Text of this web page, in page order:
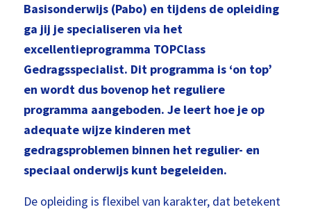
Basisonderwijs (Pabo) en tijdens de opleiding
ga jij je specialiseren via het
excellentieprogramma TOPClass
Gedragsspecialist. Dit programma is ‘on top’
en wordt dus bovenop het reguliere
programma aangeboden. Je leert hoe je op
adequate wijze kinderen met
gedragsproblemen binnen het regulier- en
speciaal onderwijs kunt begeleiden.
De opleiding is flexibel van karakter, dat betekent